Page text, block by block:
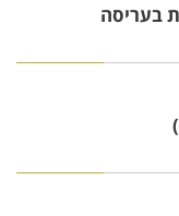
בעריסה